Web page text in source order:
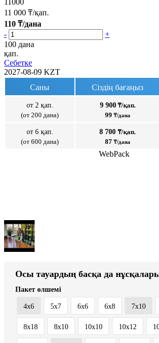
11 000 ₸/қап.
110 ₸/дана
-
+
100 дана
қап.
Себетке
2027-08-09 KZT
Саны
Сіздің бағаңыз
от 2 қап.
(от 200 дана)
9 900₸/қап.
99 ₸/дана
от 6 қап.
(от 600 дана)
8 700 ₸/қап.
87 ₸/дана
WebPack
Осы тауардың басқа да
Пакет өлшемі
4x6 5x7 6x6 6x8 7x10
8x18 8х10 10x10 10x12